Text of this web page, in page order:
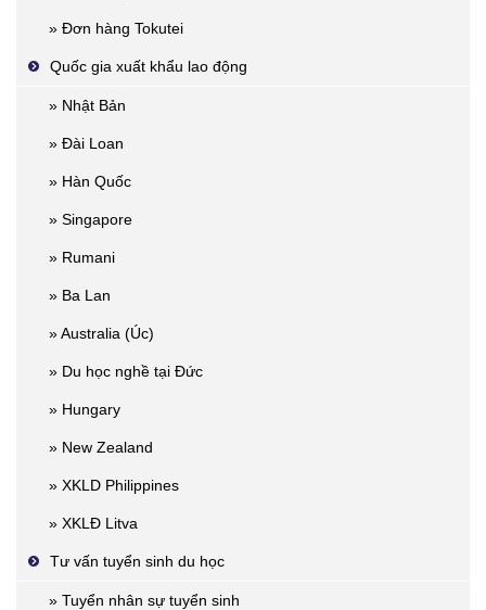
» Đơn hàng Tokutei
Quốc gia xuất khẩu lao động
» Nhật Bản
» Đài Loan
» Hàn Quốc
» Singapore
» Rumani
» Ba Lan
» Australia (Úc)
» Du học nghề tại Đức
» Hungary
» New Zealand
» XKLD Philippines
» XKLĐ Litva
Tư vấn tuyển sinh du học
» Tuyển nhân sự tuyển sinh